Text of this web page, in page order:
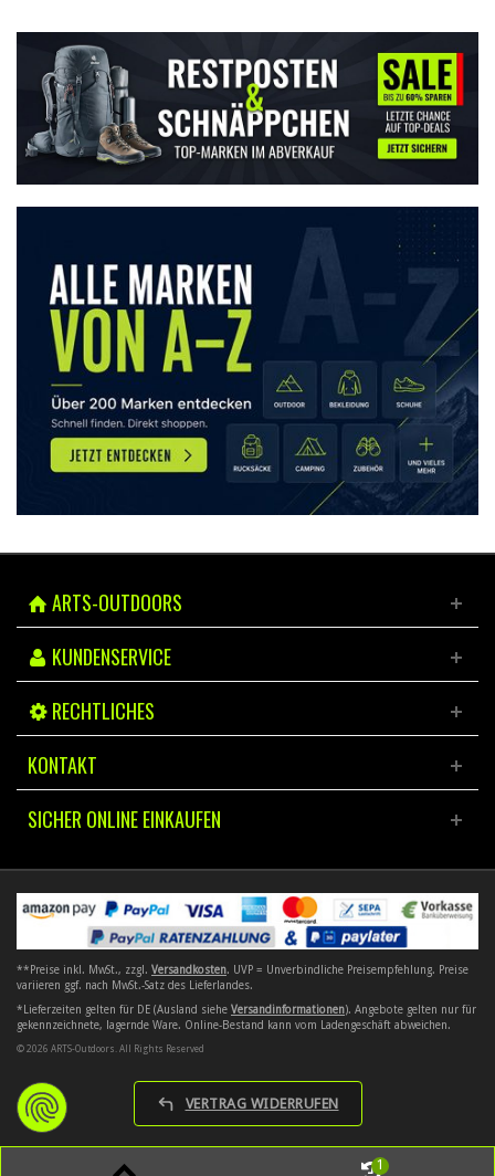
ARTS-OUTDOORS
KUNDENSERVICE
RECHTLICHES
KONTAKT
SICHER ONLINE EINKAUFEN
VERTRAG WIDERRUFEN
**Preise inkl. MwSt., zzgl. Versandkosten. UVP = Unverbindliche Preisempfehlung. Preise
variieren ggf. nach MwSt.-Satz des Lieferlandes.
*Lieferzeiten gelten für DE (Ausland siehe Versandinformationen). Angebote gelten nur für
gekennzeichnete, lagernde Ware. Online-Bestand kann vom Ladengeschäft abweichen.
© 2026 ARTS-Outdoors. All Rights Reserved
1